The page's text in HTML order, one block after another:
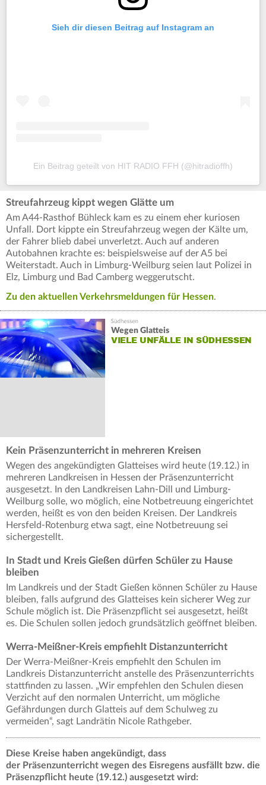
Sieh dir diesen Beitrag auf Instagram an
Ein Beitrag geteilt von HIT RADIO FFH (@hitradioffh)
Streufahrzeug kippt wegen Glätte um
Am A44-Rasthof Bühleck kam es zu einem eher kuriosen
Unfall. Dort kippte ein Streufahrzeug wegen der Kälte um,
der Fahrer blieb dabei unverletzt. Auch auf anderen
Autobahnen krachte es: beispielsweise auf der A5 bei
Weiterstadt. Auch in Limburg-Weilburg seien laut Polizei in
Elz, Limburg und Bad Camberg weggerutscht.
Zu den aktuellen Verkehrsmeldungen für Hessen.
Wegen Glatteis
VIELE UNFÄLLE IN SÜDHESSEN
Kein Präsenzunterricht in mehreren Kreisen
Wegen des angekündigten Glatteises wird heute (19.12.) in
mehreren Landkreisen in Hessen der Präsenzunterricht
ausgesetzt. In den Landkreisen Lahn-Dill und Limburg-
Weilburg solle, wo möglich, eine Notbetreuung eingerichtet
werden, heißt es von den beiden Kreisen. Der Landkreis
Hersfeld-Rotenburg etwa sagt, eine Notbetreuung sei
sichergestellt.
In Stadt und Kreis Gießen dürfen Schüler zu Hause
bleiben
Im Landkreis und der Stadt Gießen können Schüler zu Hause
bleiben, falls aufgrund des Glatteises kein sicherer Weg zur
Schule möglich ist. Die Präsenzpflicht sei ausgesetzt, heißt
es. Die Schulen sollen jedoch grundsätzlich geöffnet bleiben.
Werra-Meißner-Kreis empfiehlt Distanzunterricht
Der Werra-Meißner-Kreis empfiehlt den Schulen im
Landkreis Distanzunterricht anstelle des Präsenzunterrichts
stattfinden zu lassen. „Wir empfehlen den Schulen diesen
Verzicht auf den normalen Unterricht, um mögliche
Gefährdungen durch Glatteis auf dem Schulweg zu
vermeiden“, sagt Landrätin Nicole Rathgeber.
Diese Kreise haben angekündigt, dass
der Präsenzunterricht wegen des Eisregens ausfällt bzw. die
Präsenzpflicht heute (19.12.) ausgesetzt wird: